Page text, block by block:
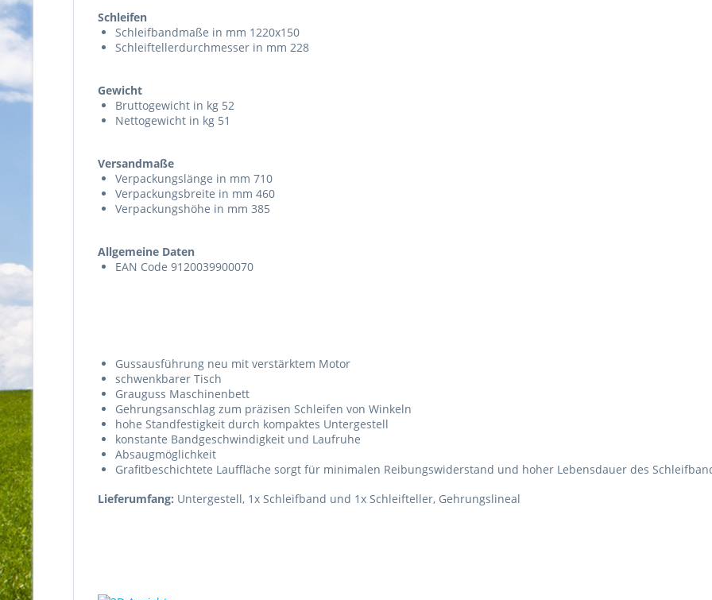
Schleifen
Schleifbandmaße in mm 1220x150
Schleiftellerdurchmesser in mm 228
Gewicht
Bruttogewicht in kg 52
Nettogewicht in kg 51
Versandmaße
Verpackungslänge in mm 710
Verpackungsbreite in mm 460
Verpackungshöhe in mm 385
Allgemeine Daten
EAN Code 9120039900070
Gussausführung neu mit verstärktem Motor
schwenkbarer Tisch
Grauguss Maschinenbett
Gehrungsanschlag zum präzisen Schleifen von Winkeln
hohe Standfestigkeit durch kompaktes Untergestell
konstante Bandgeschwindigkeit und Laufruhe
Absaugmöglichkeit
Grafitbeschichtete Lauffläche sorgt für minimalen Reibungswiderstand und hoher Lebensdauer des
Lieferumfang: Untergestell, 1x Schleifband und 1x Schleifteller, Gehrungslineal